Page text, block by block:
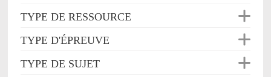
TYPE DE RESSOURCE
TYPE D'ÉPREUVE
TYPE DE SUJET